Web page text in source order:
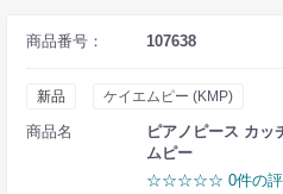
商品番号： 107638
新品 ケイエムピー (KMP)
商品名
ピアノピース カッ
ムピー
☆☆☆☆☆ 0件の評